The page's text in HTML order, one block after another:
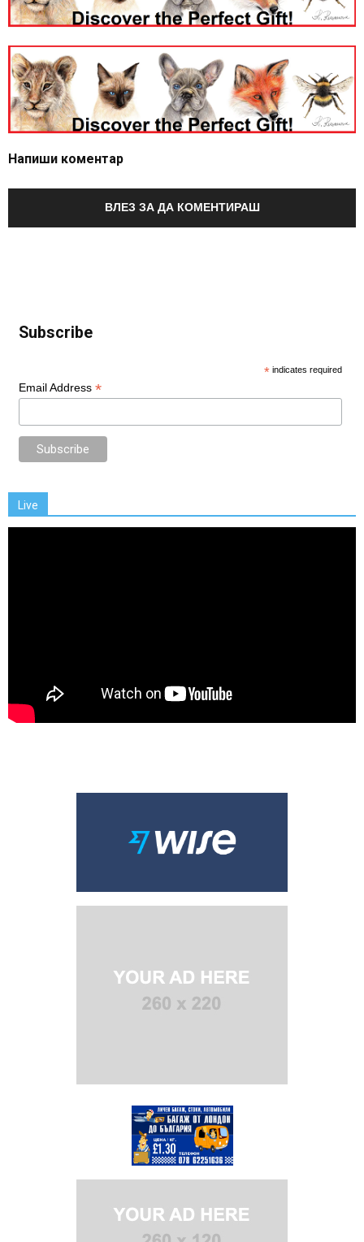
Напиши коментар
ВЛЕЗ ЗА ДА КОМЕНТИРАШ
Subscribe
* indicates required
Email Address *
Live